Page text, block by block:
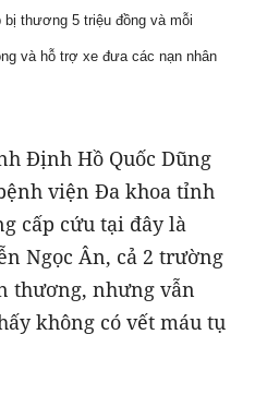
thương 5 triệu đồng và mỗi
và hỗ trợ xe đưa các nạn nhân
Định Hồ Quốc Dũng
viện Đa khoa tỉnh
cấp cứu tại đây là
Ngọc Ân, cả 2 trường
thương, nhưng vẫn
không có vết máu tụ